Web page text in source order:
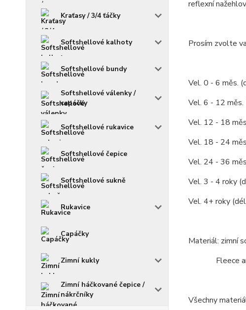
Kraťasy / 3/4 ťáčky
Softshellové kalhoty
Softshellové bundy
Softshellové válenky /
capáčky
Softshellové rukavice
Softshellové čepice
Softshellové sukně
Rukavice
Capáčky
Zimní kukly
Zimní háčkované čepice /
nákrčníky
reflexní
Prosím zvolte
Vel. 0 - 6 měs.
Vel. 6 - 12
Vel. 12 - 18
Vel. 18 - 24
Vel. 24 - 36
Vel. 3 - 4 roky
Vel. 4+ roky
Materiál: zimní
Fleece
Všechny